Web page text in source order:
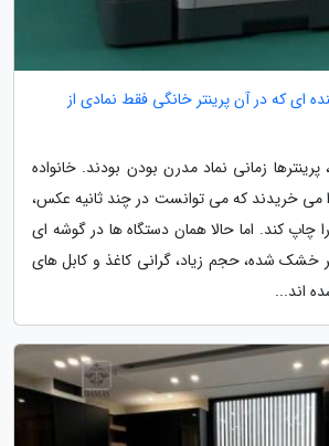
ای که در آن پرینتر خانگی فقط نمادی از
زمانی نماد مدرن بودن بودند. خانواده
می خریدند که می توانست در چند ثانیه عکس،
چاپ کند. اما حالا همان دستگاه ها در گوشه ای
شده، حجم زیاد، گرانی کاغذ و کابل های
اند...